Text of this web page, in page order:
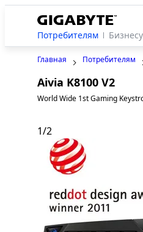
Потребителям Бизнесу
Главная Потребителям
Aivia K8100 V2
World Wide 1st Gaming
1/2